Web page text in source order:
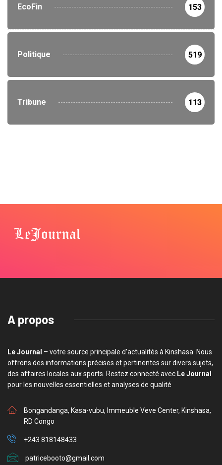
EcoFin 153
Politique 519
Tribune 113
A propos
Le Journal – votre source principale d’actualités à Kinshasa. Nous
offrons des informations précises et pertinentes sur divers sujets,
des affaires locales aux sports. Restez connecté avec Le Journal
pour les nouvelles essentielles et analyses de qualité
Bongandanga, Kasa-vubu, Immeuble Veve Center, Kinshasa,
RD Congo
+243 818148433
patricebooto@gmail.com